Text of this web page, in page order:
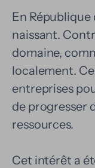
En
naissant.
domaine,
localement.
entreprises
de progresser
ressources.
Cet intérêt a